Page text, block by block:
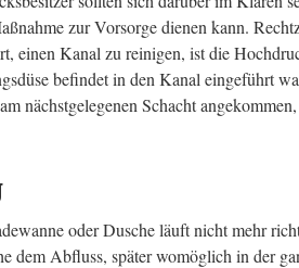
zur Vorsorge dienen kann.
einen Kanal zu reinigen, ist die
befindet in den Kanal eingeführt
nächstgelegenen Schacht
oder Dusche läuft nicht mehr
dem Abfluss, später womöglich in der